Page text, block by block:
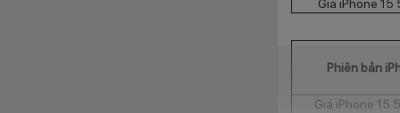
Giá iPhone 15
Phiên bản
Giá iPhone 15